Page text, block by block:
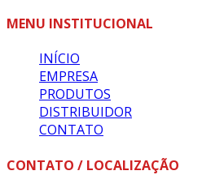
MENU INSTITUCIONAL
INÍCIO
EMPRESA
PRODUTOS
DISTRIBUIDOR
CONTATO
CONTATO / LOCALIZAÇÃO